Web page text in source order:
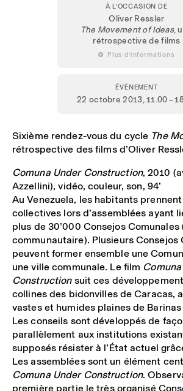
À L’OCCASION DE
Oliver Ressler
The Movement of Ideas,
rétrospective de films
 Plus d’informations
ÉVÈNEMENT
22 octobre 2013, 11.00 –
Sixième rendez-vous du cycle The
rétrospective des films d’Oliver
Comuna Under Construction, 2010
Azzellini), vidéo, couleur, son, 94’
Au Venezuela, les habitants
collectives lors d’assemblées ayant
plus de 30’000 Consejos Comunales
communautaire). Plusieurs Consejos
peuvent former ensemble une
une ville communale. Le film
Constructionsuit ces
collines des bidonvilles de Caracas,
vastes et humides plaines de
Les conseils sont développés de
parallèlement aux institutions
supposés résister à l’État actuel
Les assemblées sont un élément
Comuna Under Construction.